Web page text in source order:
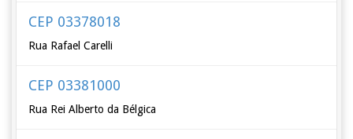
CEP 03378018
Rua Rafael Carelli
CEP 03381000
Rua Rei Alberto da Bélgica